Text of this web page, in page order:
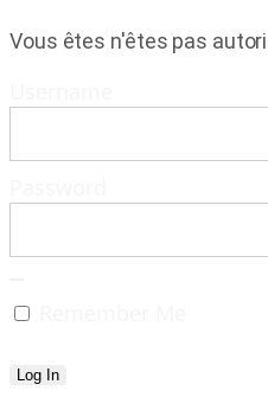
Vous êtes n'êtes pas